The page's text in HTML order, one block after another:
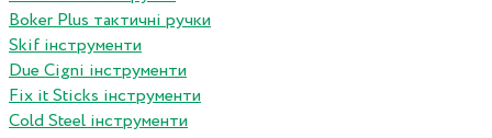
Boker Plus тактичні ручки
Skif інструменти
Due Cigni інструменти
Fix it Sticks інструменти
Сold Steel інструменти